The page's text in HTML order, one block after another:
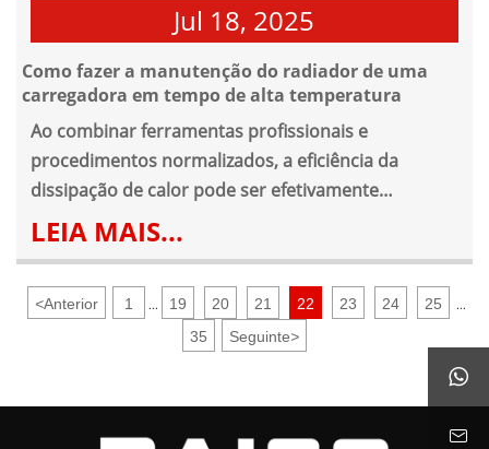
Jul 18, 2025
Como fazer a manutenção do radiador de uma
carregadora em tempo de alta temperatura
Ao combinar ferramentas profissionais e
procedimentos normalizados, a eficiência da
dissipação de calor pode ser efetivamente
melhorada e a vida útil do equipamento pode ser
prolongada.
LEIA MAIS...
<Anterior 1 ... 19 20 21 22 23 24 25 ...
35 Seguinte>

